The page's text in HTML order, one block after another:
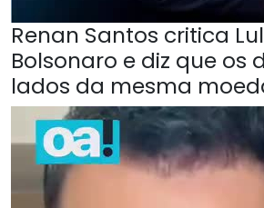
Renan Santos critica
Bolsonaro e diz que os
lados da mesma